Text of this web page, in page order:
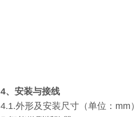
4、安装与接线
4.1.外形及安装尺寸（单位：mm）